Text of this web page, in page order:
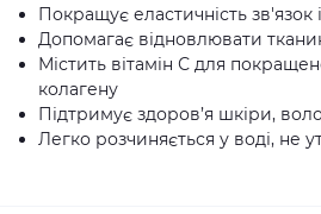
Покращує еластичність зв'язок
Допомагає відновлювати
Містить вітамін С для
колагену
Підтримує здоров’я шкіри,
Легко розчиняється у воді, не